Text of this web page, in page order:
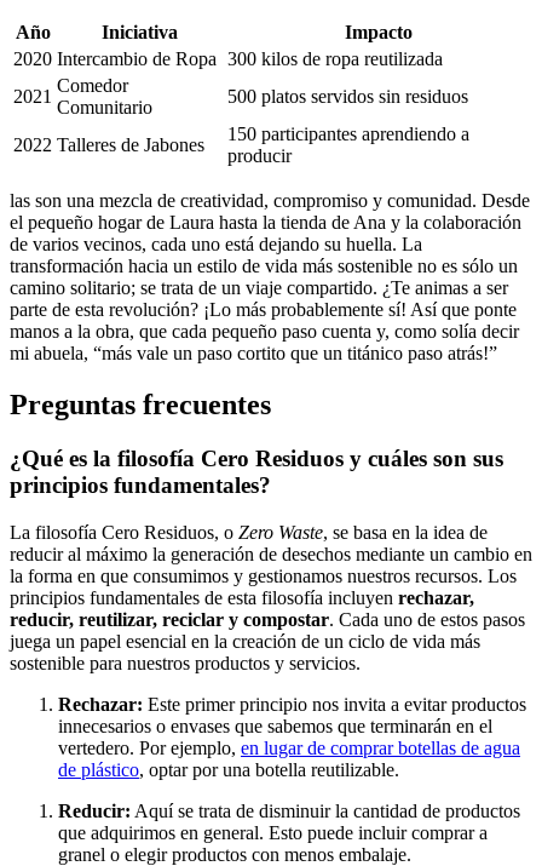
Año Iniciativa
Impacto
2020 Intercambio de Ropa 300 kilos de ropa reutilizada
2021
Comedor
Comunitario
500 platos servidos sin residuos
2022 Talleres de Jabones
150 participantes aprendiendo a
producir
las son una mezcla de creatividad, compromiso y comunidad. Desde
el pequeño hogar de Laura hasta la tienda de Ana y la colaboración
de varios vecinos, cada uno está dejando su huella. La
transformación hacia un estilo de vida más sostenible no es sólo un
camino solitario; se trata de un viaje compartido. ¿Te animas a ser
parte de esta revolución? ¡Lo más probablemente sí! Así que ponte
manos a la obra, que cada pequeño paso cuenta y, como solía decir
mi abuela, “más vale un paso cortito que un titánico paso atrás!”
Preguntas frecuentes
¿Qué es la filosofía Cero Residuos y cuáles son sus
principios fundamentales?
La filosofía Cero Residuos, o Zero Waste, se basa en la idea de
reducir al máximo la generación de desechos mediante un cambio en
la forma en que consumimos y gestionamos nuestros recursos. Los
principios fundamentales de esta filosofía incluyen rechazar,
reducir, reutilizar, reciclar y compostar. Cada uno de estos pasos
juega un papel esencial en la creación de un ciclo de vida más
sostenible para nuestros productos y servicios.
Rechazar: Este primer principio nos invita a evitar productos
innecesarios o envases que sabemos que terminarán en el
vertedero. Por ejemplo, en lugar de comprar botellas de agua
de plástico, optar por una botella reutilizable.
Reducir: Aquí se trata de disminuir la cantidad de productos
que adquirimos en general. Esto puede incluir comprar a
granel o elegir productos con menos embalaje.